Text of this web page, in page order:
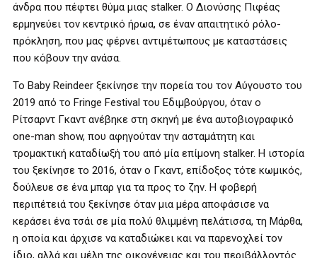
άνδρα που πέφτει θύμα μιας stalker. O Διονύσης Πιφέας
ερμηνεύει τον κεντρικό ήρωα, σε έναν απαιτητικό ρόλο-
πρόκληση, που μας φέρνει αντιμέτωπους με καταστάσεις
που κόβουν την ανάσα.
Το Baby Reindeer ξεκίνησε την πορεία του τον Αύγουστο του
2019 από το Fringe Festival του Εδιμβούργου, όταν ο
Ρίτσαρντ Γκαντ ανέβηκε στη σκηνή με ένα αυτοβιογραφικό
one-man show, που αφηγούταν την ασταμάτητη και
τρομακτική καταδίωξή του από μία επίμονη stalker. Η ιστορία
του ξεκίνησε το 2016, όταν ο Γκαντ, επίδοξος τότε κωμικός,
δούλευε σε ένα μπαρ για τα προς το ζην. Η φοβερή
περιπέτειά του ξεκίνησε όταν μια μέρα αποφάσισε να
κεράσει ένα τσάι σε μία πολύ θλιμμένη πελάτισσα, τη Μάρθα,
η οποία και άρχισε να καταδιώκει και να παρενοχλεί τον
ίδιο, αλλά και μέλη της οικογένειας και του περιβάλλοντός